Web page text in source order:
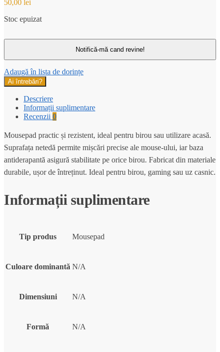
50,00 lei
Stoc epuizat
Adaugă în lista de dorințe
Ai întrebări?
Descriere
Informații suplimentare
Recenzii 0
Mousepad practic și rezistent, ideal pentru birou sau utilizare acasă.
Suprafața netedă permite mișcări precise ale mouse-ului, iar baza
antiderapantă asigură stabilitate pe orice birou. Fabricat din materiale
durabile, ușor de întreținut. Ideal pentru birou, gaming sau uz casnic.
Informații suplimentare
Tip produs Mousepad
Culoare dominantă N/A
Dimensiuni N/A
Formă N/A